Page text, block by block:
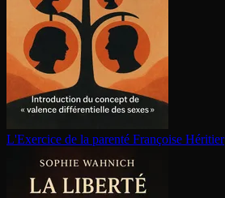
L'Exercice de la parenté Françoise Héritier